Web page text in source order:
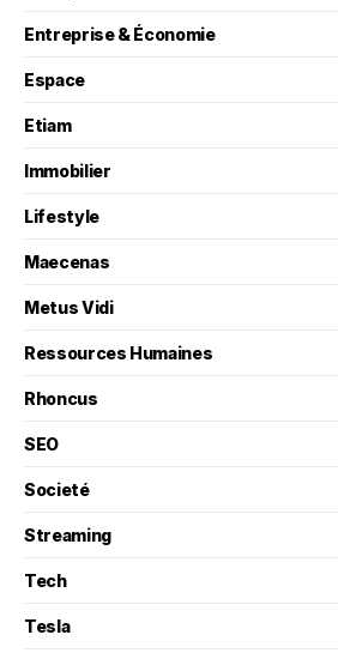
Entreprise & Économie
Espace
Etiam
Immobilier
Lifestyle
Maecenas
Metus Vidi
Ressources Humaines
Rhoncus
SEO
Societé
Streaming
Tech
Tesla